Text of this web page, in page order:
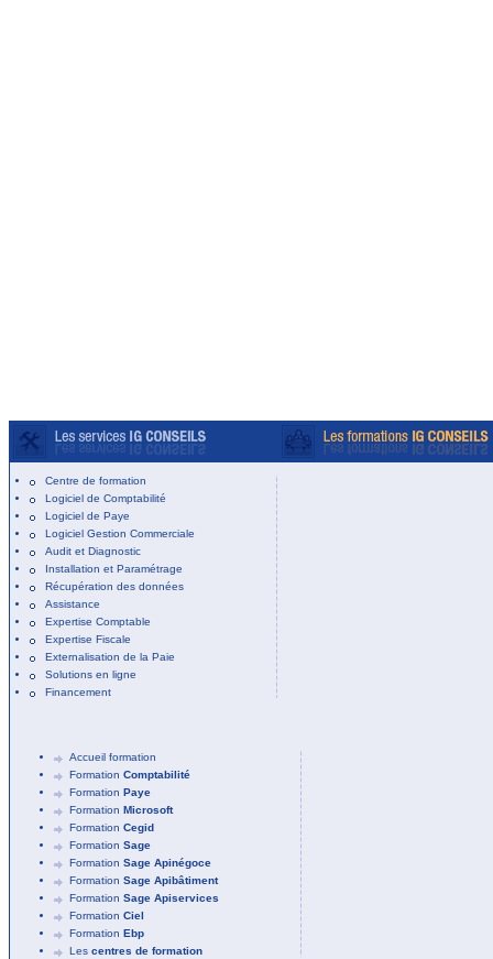
Centre de formation
Logiciel de Comptabilité
Logiciel de Paye
Logiciel Gestion Commerciale
Audit et Diagnostic
Installation et Paramétrage
Récupération des données
Assistance
Expertise Comptable
Expertise Fiscale
Externalisation de la Paie
Solutions en ligne
Financement
Accueil formation
Formation Comptabilité
Formation Paye
Formation Microsoft
Formation Cegid
Formation Sage
Formation Sage Apinégoce
Formation Sage Apibâtiment
Formation Sage Apiservices
Formation Ciel
Formation Ebp
Les centres de formation